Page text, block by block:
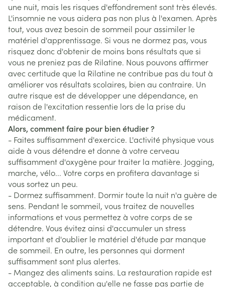
une nuit, mais les risques d'effondrement sont très élevés.
L'insomnie ne vous aidera pas non plus à l'examen. Après
tout, vous avez besoin de sommeil pour assimiler le
matériel d'apprentissage. Si vous ne dormez pas, vous
risquez donc d'obtenir de moins bons résultats que si
vous ne preniez pas de Rilatine. Nous pouvons affirmer
avec certitude que la Rilatine ne contribue pas du tout à
améliorer vos résultats scolaires, bien au contraire. Un
autre risque est de développer une dépendance, en
raison de l'excitation ressentie lors de la prise du
médicament.
Alors, comment faire pour bien étudier ?
- Faites suffisamment d'exercice. L'activité physique vous
aide à vous détendre et donne à votre cerveau
suffisamment d'oxygène pour traiter la matière. Jogging,
marche, vélo... Votre corps en profitera davantage si
vous sortez un peu.
- Dormez suffisamment. Dormir toute la nuit n'a guère de
sens. Pendant le sommeil, vous traitez de nouvelles
informations et vous permettez à votre corps de se
détendre. Vous évitez ainsi d'accumuler un stress
important et d'oublier le matériel d'étude par manque
de sommeil. En outre, les personnes qui dorment
suffisamment sont plus alertes.
- Mangez des aliments sains. La restauration rapide est
acceptable, à condition qu'elle ne fasse pas partie de